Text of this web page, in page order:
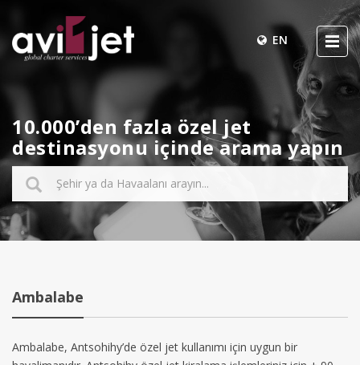
EN
10.000’den fazla özel jet
destinasyonu içinde arama yapın
Ambalabe
Ambalabe, Antsohihy’de özel jet kullanımı için uygun bir